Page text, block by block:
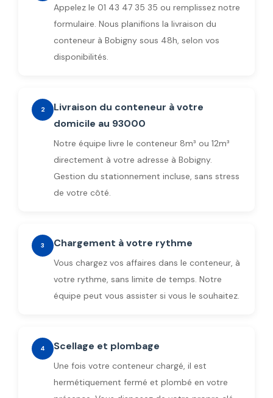
Appelez le 01 43 47 35 35 ou remplissez notre
formulaire. Nous planifions la livraison du
conteneur à Bobigny sous 48h, selon vos
disponibilités.
2
Livraison du conteneur à votre
domicile au 93000
Notre équipe livre le conteneur 8m³ ou 12m³
directement à votre adresse à Bobigny.
Gestion du stationnement incluse, sans stress
de votre côté.
3 Chargement à votre rythme
Vous chargez vos affaires dans le conteneur, à
votre rythme, sans limite de temps. Notre
équipe peut vous assister si vous le souhaitez.
4 Scellage et plombage
Une fois votre conteneur chargé, il est
hermétiquement fermé et plombé en votre